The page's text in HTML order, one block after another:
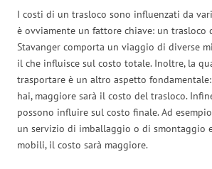
I costi di un trasloco sono influenzati da
è ovviamente un fattore chiave: un trasloco
Stavanger comporta un viaggio di diverse
il che influisce sul costo totale. Inoltre, la
trasportare è un altro aspetto
hai, maggiore sarà il costo del trasloco.
possono influire sul costo finale. Ad
un servizio di imballaggio o di smontaggio
mobili, il costo sarà maggiore.